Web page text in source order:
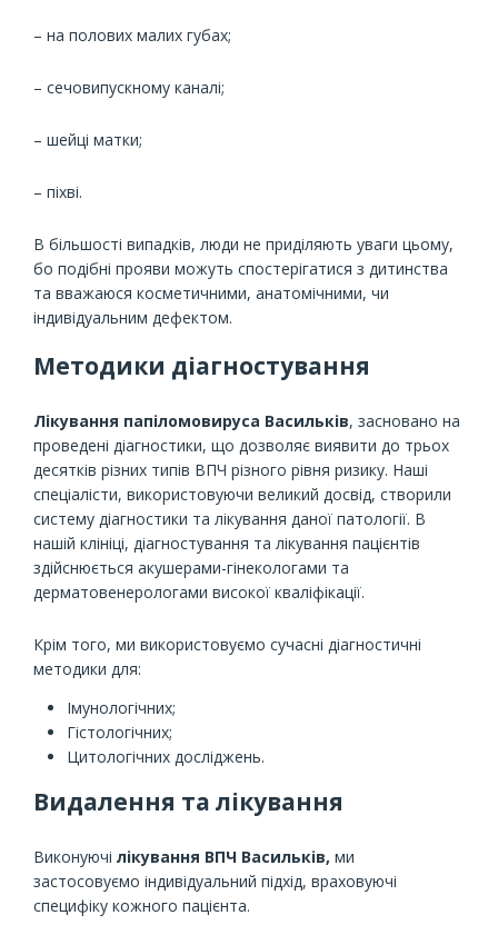
– на полових малих губах;
– сечовипускному каналі;
– шейці матки;
– піхві.
В більшості випадків, люди не приділяють уваги цьому,
бо подібні прояви можуть спостерігатися з дитинства
та вважаюся косметичними, анатомічними, чи
індивідуальним дефектом.
Методики діагностування
Лікування папіломовируса Васильків, засновано на
проведені діагностики, що дозволяє виявити до трьох
десятків різних типів ВПЧ різного рівня ризику. Наші
спеціалісти, використовуючи великий досвід, створили
систему діагностики та лікування даної патології. В
нашій клініці, діагностування та лікування пацієнтів
здійснюється акушерами-гінекологами та
дерматовенерологами високої кваліфікації.
Крім того, ми використовуємо сучасні діагностичні
методики для:
Імунологічних;
Гістологічних;
Цитологічних досліджень.
Видалення та лікування
Виконуючі лікування ВПЧ Васильків, ми
застосовуємо індивідуальний підхід, враховуючі
специфіку кожного пацієнта.